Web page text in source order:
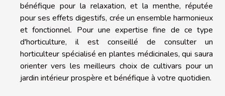
bénéfique pour la relaxation, et la menthe, réputée
pour ses effets digestifs, crée un ensemble harmonieux
et fonctionnel. Pour une expertise fine de ce type
d'horticulture, il est conseillé de consulter un
horticulteur spécialisé en plantes médicinales, qui saura
orienter vers les meilleurs choix de cultivars pour un
jardin intérieur prospère et bénéfique à votre quotidien.